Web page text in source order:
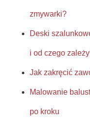
zmywarki?
Deski
i od czego
Jak zakręcić
Malowanie
po kroku